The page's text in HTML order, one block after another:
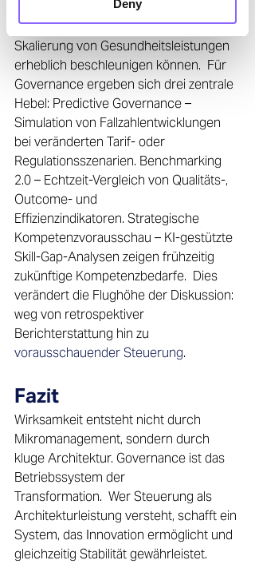
Deny
McKinsey zeigen, dass datengetriebene
Entscheidungsarchitekturen die
Skalierung von Gesundheitsleistungen
erheblich beschleunigen können.  Für
Governance ergeben sich drei zentrale
Hebel: Predictive Governance –
Simulation von Fallzahlentwicklungen
bei veränderten Tarif‑ oder
Regulationsszenarien. Benchmarking
2.0 – Echtzeit‑Vergleich von Qualitäts‑,
Outcome‑ und
Effizienzindikatoren. Strategische
Kompetenzvorausschau – KI‑gestützte
Skill‑Gap‑Analysen zeigen frühzeitig
zukünftige Kompetenzbedarfe.  Dies
verändert die Flughöhe der Diskussion:
weg von retrospektiver
Berichterstattung hin zu
vorausschauender Steuerung.
Fazit
Wirksamkeit entsteht nicht durch
Mikromanagement, sondern durch
kluge Architektur. Governance ist das
Betriebssystem der
Transformation.  Wer Steuerung als
Architekturleistung versteht, schafft ein
System, das Innovation ermöglicht und
gleichzeitig Stabilität gewährleistet.